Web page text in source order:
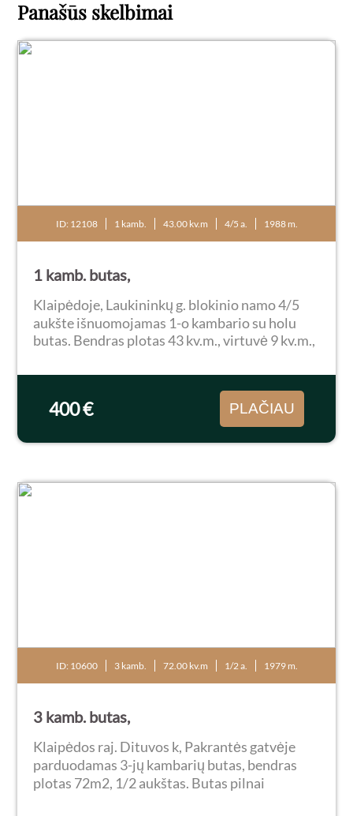
Panašūs skelbimai
ID: 12108 1 kamb. 43.00 kv.m 4/5 a. 1988 m.
1 kamb. butas,
Klaipėdoje, Laukininkų g. blokinio namo 4/5
aukšte išnuomojamas 1-o kambario su holu
butas. Bendras plotas 43 kv.m., virtuvė 9 kv.m.,
pusę. Butas suremontuotas: plastikiniai
400 € PLAČIAU
ID: 10600 3 kamb. 72.00 kv.m 1/2 a. 1979 m.
3 kamb. butas,
Klaipėdos raj. Dituvos k, Pakrantės gatvėje
parduodamas 3-jų kambarių butas, bendras
plotas 72m2, 1/2 aukštas. Butas pilnai